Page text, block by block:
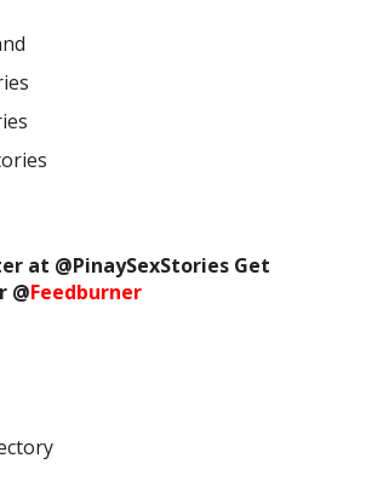
at @PinaySexStories Get
@Feedburner